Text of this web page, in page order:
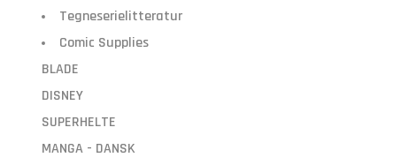
Tegneserielitteratur
Comic Supplies
BLADE
DISNEY
SUPERHELTE
MANGA - DANSK